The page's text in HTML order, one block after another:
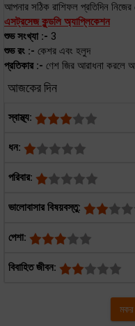
আপনার সঠিক রাশিফল প্রতিদিন
এসট্রসেজ কুন্ডলি অ্যাপ্লিকেশন
শুভ সংখ্যা :- 3
শুভ রং :- কেশর এবং হলুদ
প্রতিকার :- ণেশ জির আরাধনা করলে
আজকের দিন
স্বাস্থ্য:
ধন:
পরিবার:
ভালোবাসার বিষয়বস্তু:
পেশা:
বিবাহিত জীবন:
মকর